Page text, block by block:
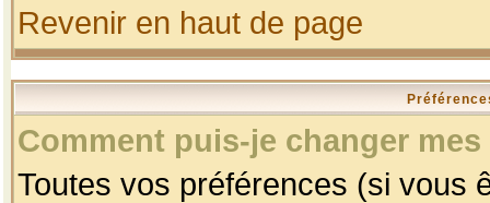
Revenir en haut de page
Comment puis-je changer
Toutes vos préférences (si vous